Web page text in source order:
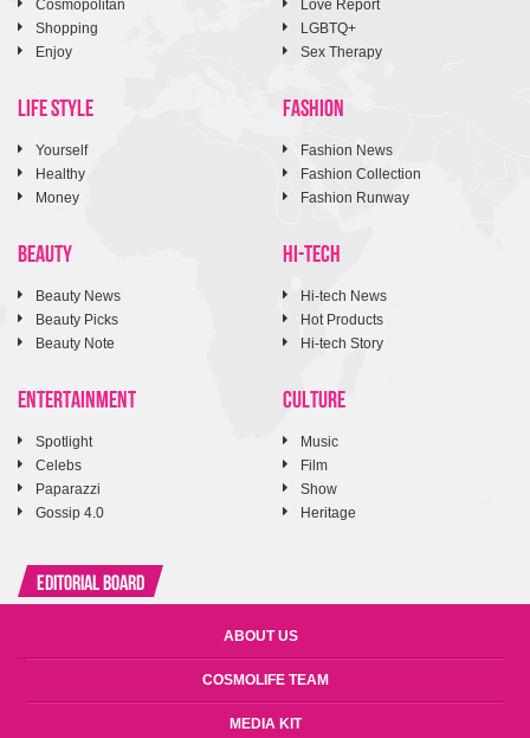
Cosmopolitan
Shopping
Enjoy
Love Report
LGBTQ+
Sex Therapy
LIFE STYLE
Yourself
Healthy
Money
FASHION
Fashion News
Fashion Collection
Fashion Runway
BEAUTY
Beauty News
Beauty Picks
Beauty Note
HI-TECH
Hi-tech News
Hot Products
Hi-tech Story
ENTERTAINMENT
Spotlight
Celebs
Paparazzi
Gossip 4.0
CULTURE
Music
Film
Show
Heritage
Editorial Board
ABOUT US
COSMOLIFE TEAM
MEDIA KIT